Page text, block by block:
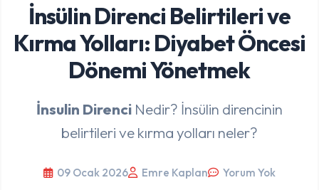
İnsülin Direnci Belirtileri ve
Kırma Yolları: Diyabet Öncesi
Dönemi Yönetmek
İnsulin Direnci Nedir? İnsülin direncinin
belirtileri ve kırma yolları neler?
09 Ocak 2026 Emre Kaplan Yorum Yok